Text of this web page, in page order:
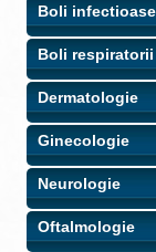
Boli infectioase
Boli respiratorii
Dermatologie
Ginecologie
Neurologie
Oftalmologie